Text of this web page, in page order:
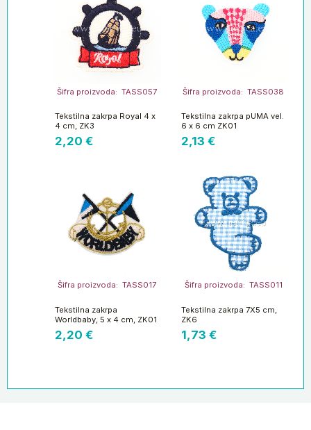
Šifra proizvoda: TASS057
Tekstilna zakrpa Royal 4 x
4 cm, ZK3
2,20 €
Šifra proizvoda: TASS038
Tekstilna zakrpa pUMA vel.
6 x 6 cm ZK01
2,13 €
Šifra proizvoda: TASS017
Tekstilna zakrpa
Worldbaby, 5 x 4 cm, ZK01
2,20 €
Šifra proizvoda: TASS011
Tekstilna zakrpa 7X5 cm,
ZK6
1,73 €